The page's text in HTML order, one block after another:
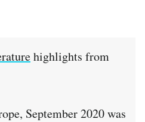
highlights from
September 2020 was